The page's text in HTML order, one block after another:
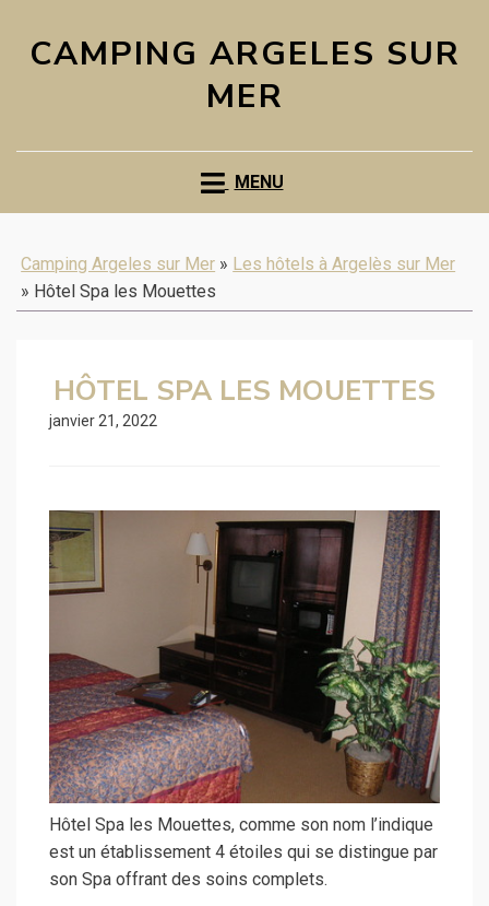
CAMPING ARGELES SUR
MER
MENU
Camping Argeles sur Mer » Les hôtels à Argelès sur Mer
» Hôtel Spa les Mouettes
HÔTEL SPA LES MOUETTES
janvier 21, 2022
Hôtel Spa les Mouettes, comme son nom l’indique
est un établissement 4 étoiles qui se distingue par
son Spa offrant des soins complets.